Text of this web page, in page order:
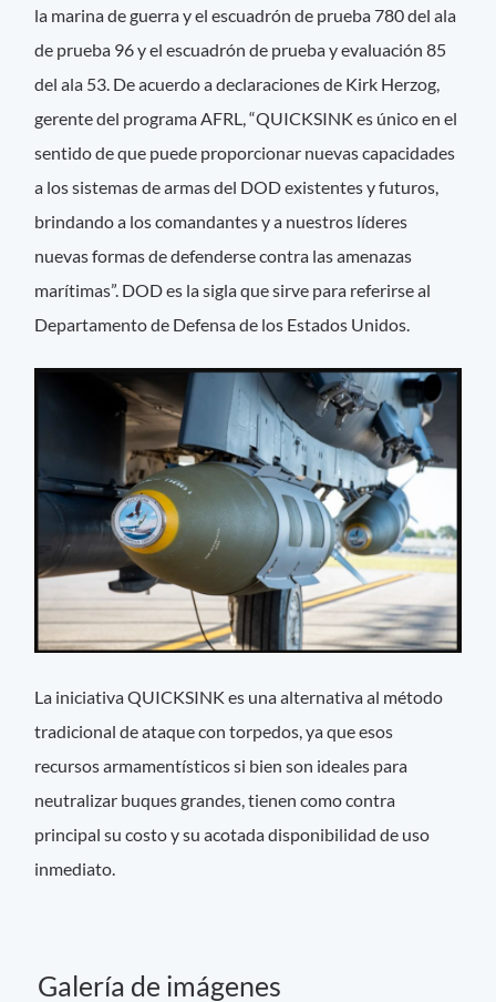
la marina de guerra y el escuadrón de prueba 780 del ala
de prueba 96 y el escuadrón de prueba y evaluación 85
del ala 53. De acuerdo a declaraciones de Kirk Herzog,
gerente del programa AFRL, “QUICKSINK es único en el
sentido de que puede proporcionar nuevas capacidades
a los sistemas de armas del DOD existentes y futuros,
brindando a los comandantes y a nuestros líderes
nuevas formas de defenderse contra las amenazas
marítimas”. DOD es la sigla que sirve para referirse al
Departamento de Defensa de los Estados Unidos.
La iniciativa QUICKSINK es una alternativa al método
tradicional de ataque con torpedos, ya que esos
recursos armamentísticos si bien son ideales para
neutralizar buques grandes, tienen como contra
principal su costo y su acotada disponibilidad de uso
inmediato.
Galería de imágenes